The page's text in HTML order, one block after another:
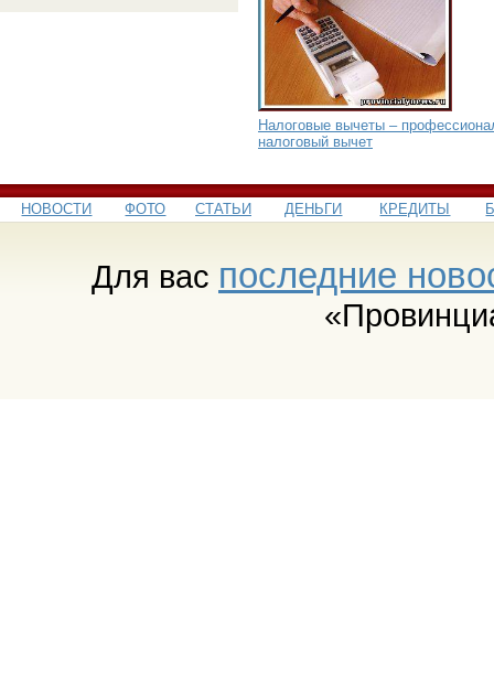
Налоговые вычеты –
налоговый вычет
НОВОСТИ ФОТО СТАТЬИ ДЕНЬГИ КРЕДИТЫ
Для вас последние